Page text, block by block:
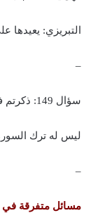
التبريزي: يعيدها
–
سؤال 149: ذكرتم في (المنهاج) أن السورة تسقط في الفريضة عن المستعجل، فهل يصدق على من عليه فوائت كثيرة كالسنة والسنتين وما شابه، وأراد سرعة اتيانها انه مستعجل فله ترك السورة حينئذ؟
ليس له ترك
–
مسائل متفرقة في